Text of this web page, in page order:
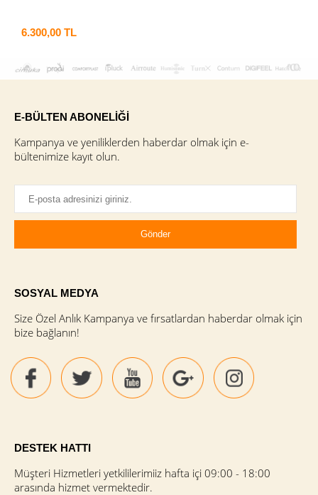
E-BÜLTEN ABONELİĞİ
Kampanya ve yeniliklerden haberdar olmak için e-
bültenimize kayıt olun.
SOSYAL MEDYA
Size Özel Anlık Kampanya ve fırsatlardan haberdar olmak için
bize bağlanın!
DESTEK HATTI
Müşteri Hizmetleri yetkililerimiiz hafta içi 09:00 - 18:00
arasında hizmet vermektedir.